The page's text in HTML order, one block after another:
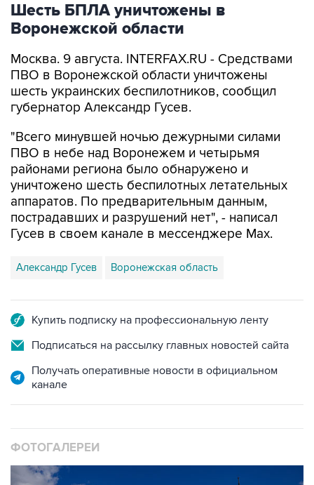
Шесть БПЛА уничтожены в
Воронежской области
Москва. 9 августа. INTERFAX.RU - Средствами
ПВО в Воронежской области уничтожены
шесть украинских беспилотников, сообщил
губернатор Александр Гусев.
"Всего минувшей ночью дежурными силами
ПВО в небе над Воронежем и четырьмя
районами региона было обнаружено и
уничтожено шесть беспилотных летательных
аппаратов. По предварительным данным,
пострадавших и разрушений нет", - написал
Гусев в своем канале в мессенджере Max.
Александр Гусев Воронежская область
Купить подписку на профессиональную ленту
Подписаться на рассылку главных новостей сайта
Получать оперативные новости в официальном
канале
ФОТОГАЛЕРЕИ